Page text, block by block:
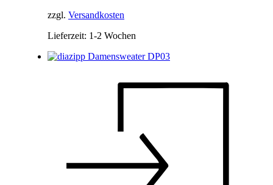
zzgl. Versandkosten
Lieferzeit: 1-2 Wochen